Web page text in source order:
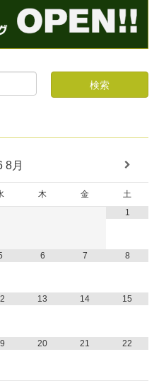
8月
木 金
土
1
6 7 8
13 14 15
20 21 22